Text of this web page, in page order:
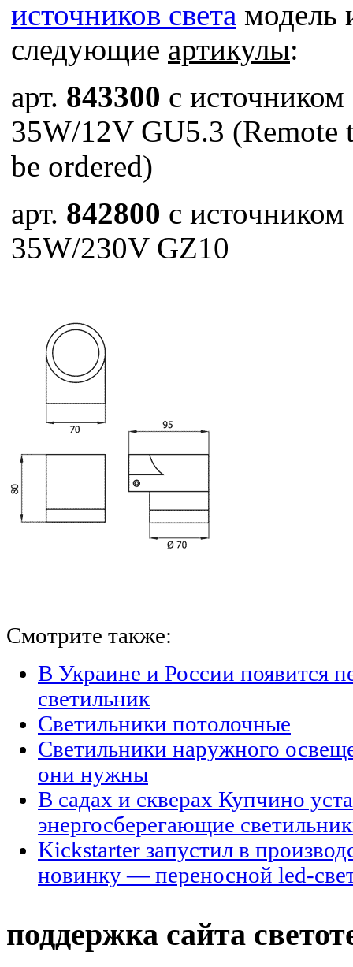
источников света модель
следующие артикулы:
арт. 843300 с
35W/12V GU5.3 (Remote
be ordered)
арт. 842800 с
35W/230V GZ10
Смотрите также:
В Украине и России появится
светильник
Светильники потолочные
Светильники наружного
они нужны
В садах и скверах Купчино
энергосберегающие
Kickstarter запустил в
новинку — переносной led-
поддержка сайта